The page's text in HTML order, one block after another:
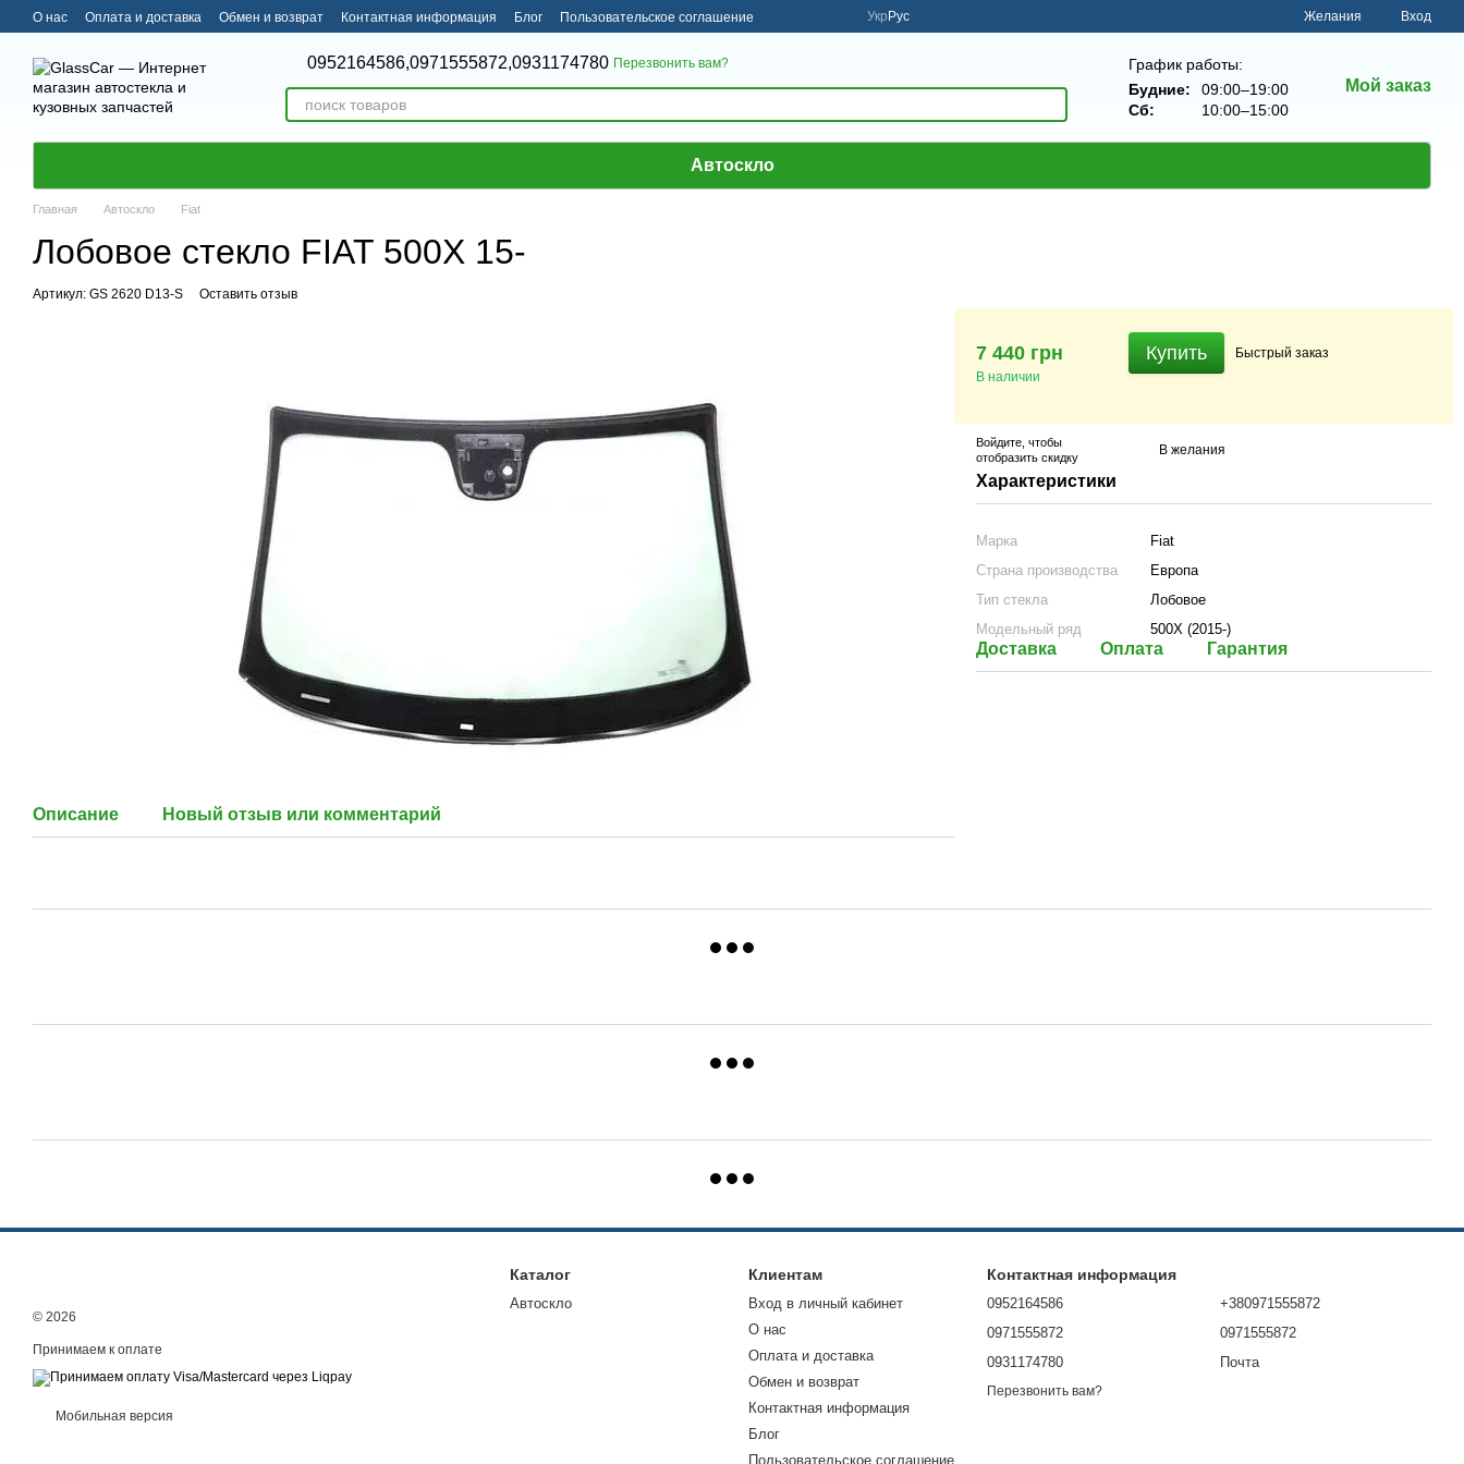
Перейти к основному контенту
О нас Оплата и доставка Обмен и возврат Контактная информация Блог Пользовательское соглашение Укр Рус Желания Вход
0952164586,0971555872,0931174780 Перезвонить вам?
График работы:
Будние:
09:00–19:00
Сб:
10:00–15:00
Мой заказ
Автоскло
Главная Автоскло Fiat
Лобовое стекло FIAT 500X 15-
Артикул: GS 2620 D13-S Оставить отзыв
Описание Новый отзыв или комментарий
7 440 грн
В наличии
Купить Быстрый заказ
Войдите , чтобы
отобразить скидку
В желания
Характеристики
Марка
Fiat
Страна производства
Европа
Тип стекла
Лобовое
Модельный ряд
500X (2015-)
Доставка Оплата Гарантия
© 2026
Принимаем к оплате
Мобильная версия
Каталог
Автоскло
Клиентам
Вход в личный кабинет
О нас
Оплата и доставка
Обмен и возврат
Контактная информация
Блог
Пользовательское соглашение
Контактная информация
0952164586
0971555872
0931174780
Перезвонить вам?
+380971555872
0971555872
Почта